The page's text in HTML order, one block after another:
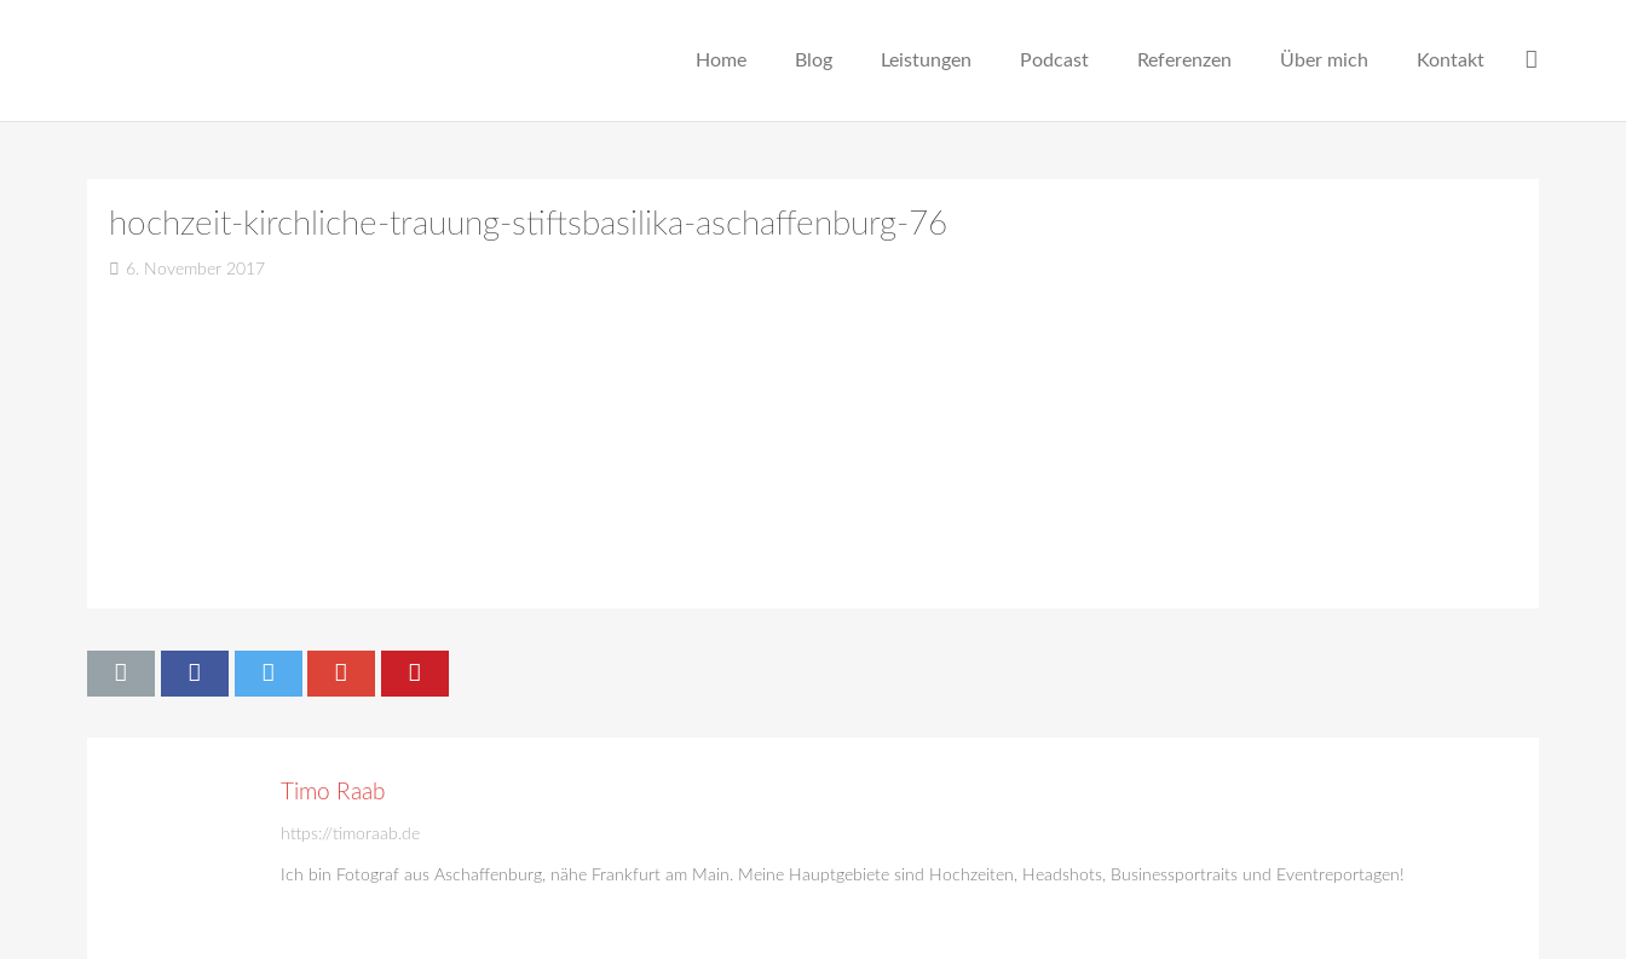
Home Blog Leistungen Podcast Referenzen Über mich Kontakt
hochzeit-kirchliche-trauung-stiftsbasilika-aschaffenburg-76
6. November 2017
Timo Raab
https://timoraab.de
Ich bin Fotograf aus Aschaffenburg, nähe Frankfurt am Main. Meine Hauptgebiete sind Hochzeiten, Headshots, Businessportraits und Eventreportagen!